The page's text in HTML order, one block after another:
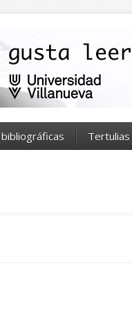
Tertulias